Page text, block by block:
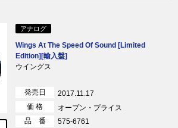
アナログ
Wings At The Speed Of Sound [Limited
Edition][輸入盤]
ウイングス
発売日
2017.11.17
価 格
オープン・プライス
品 番
575-6761